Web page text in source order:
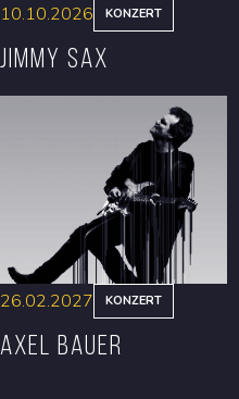
RESERVIEREN
10.10.2026 KONZERT
Jimmy Sax
26.02.2027 KONZERT
Axel Bauer